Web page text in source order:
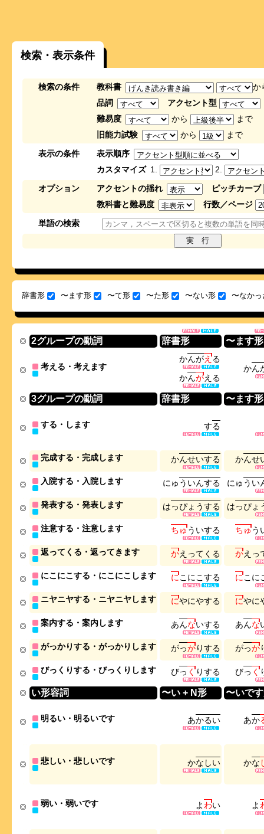
検索・表示条件
検索の条件 教科書
か
品詞
アクセント型
難易度
から
まで
旧能力試験
から
まで
表示の条件
表示順序
カスタマイズ 1.
2.
オプション
アクセントの揺れ
ピッチカーブ
教科書と難易度
行数／ページ
単語の検索
辞書形 〜ます形 〜て形 〜た形 〜ない形 〜なかっ
2グループの動詞 辞書形 〜ます形
考える・考えます
かんがえる
かんがえ る
かん
3グループの動詞 辞書形 〜ます形
する・します する
完成する・完成します かんせいする かんせ
入院する・入院します に ゅ う いんする に ゅ う い
発表する・発表します はっぴょ うする はっぴょ
注意する・注意します ちゅう いする ちゅう
返ってくる・返ってきます かえ って く る かえ っ
にこにこする・にこにこします にこ に こ する にこ に
ニヤニヤする・ニヤニヤします にやにやする にやに
案内する・案内します あんないする あんな
がっかりする・がっかりします がっかりする がっか
びっくりする・びっくりします びっ くりする びっ く
い形容詞 〜い + N形 〜いで
明るい・明るいです あかるい あか
悲しい・悲しいです かな しい かな
弱い・弱いです よ わい よ